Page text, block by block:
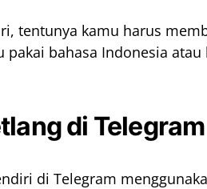
tentunya kamu harus
pakai bahasa Indonesia atau
di Telegram
di Telegram